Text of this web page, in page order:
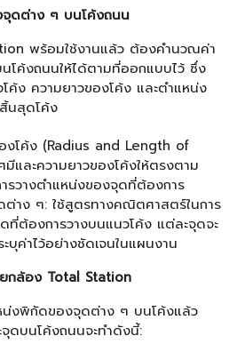
ดต่าง ๆ บนโค้งถนน
พร้อมใช้งานแล้ว ต้องคำนวณค่า
ค้งถนนให้ได้ตามที่ออกแบบไว้ ซึ่ง
ค้ง ความยาวของโค้ง และตำแหน่ง
นสุดโค้ง
งโค้ง (Radius and Length of
และความยาวของโค้งให้ตรงตาม
รวางตำแหน่งของจุดที่ต้องการ
าง ๆ: ใช้สูตรทางคณิตศาสตร์ในการ
ต้องการวางบนแนวโค้ง แต่ละจุดจะ
บุค่าไว้อย่างชัดเจนในแผนงาน
กล้อง Total Station
งพิกัดของจุดต่าง ๆ บนโค้งแล้ว
ดบนโค้งถนนจะทำดังนี้: